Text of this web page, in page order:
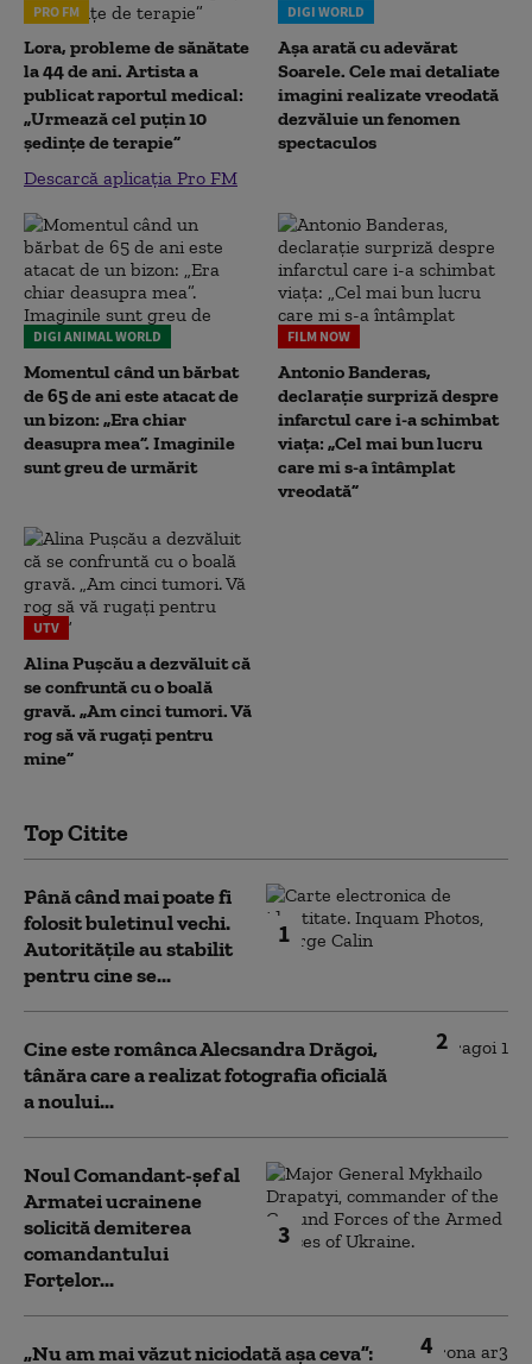
PRO FM
Lora, probleme de sănătate
la 44 de ani. Artista a
publicat raportul medical:
„Urmează cel puțin 10
ședințe de terapie”
Descarcă aplicația Pro FM
DIGI WORLD
Așa arată cu adevărat
Soarele. Cele mai detaliate
imagini realizate vreodată
dezvăluie un fenomen
spectaculos
DIGI ANIMAL WORLD
Momentul când un bărbat
de 65 de ani este atacat de
un bizon: „Era chiar
deasupra mea”. Imaginile
sunt greu de urmărit
FILM NOW
Antonio Banderas,
declarație surpriză despre
infarctul care i-a schimbat
viața: „Cel mai bun lucru
care mi s-a întâmplat
vreodată”
UTV
Alina Pușcău a dezvăluit că
se confruntă cu o boală
gravă. „Am cinci tumori. Vă
rog să vă rugați pentru
mine”
Top Citite
1
Până când mai poate fi
folosit buletinul vechi.
Autoritățile au stabilit
pentru cine se...
2
Cine este românca Alecsandra Drăgoi,
tânăra care a realizat fotografia oficială
a noului...
3
Noul Comandant-șef al
Armatei ucrainene
solicită demiterea
comandantului
Forțelor...
4
„Nu am mai văzut niciodată așa ceva”: